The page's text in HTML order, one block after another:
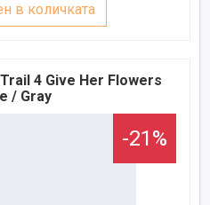
в количката
4 Give Her Flowers
/ Gray
-21%